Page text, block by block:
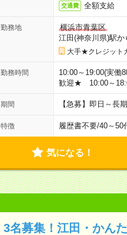
交通費 全額支給
勤務地
横浜市青葉区
江田(神奈川県)駅か
大手★クレジット
勤務時間
10:00～19:00(実
歓迎★ 10:00～
期間 【急募】即日～
特徴 履歴書不要/40～50
気になる！
3名募集！江田・かん